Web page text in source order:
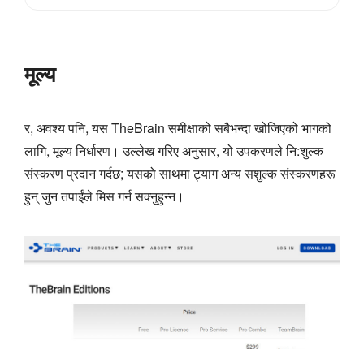
मूल्य
र, अवश्य पनि, यस TheBrain समीक्षाको सबैभन्दा खोजिएको भागको
लागि, मूल्य निर्धारण। उल्लेख गरिए अनुसार, यो उपकरणले नि:शुल्क
संस्करण प्रदान गर्दछ; यसको साथमा ट्याग अन्य सशुल्क संस्करणहरू
हुन् जुन तपाईंले मिस गर्न सक्नुहुन्न।